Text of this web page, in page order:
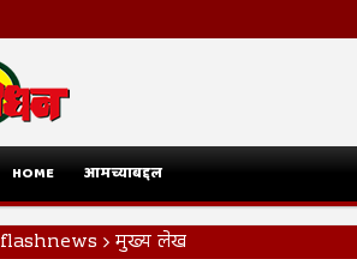
HOME आमच्याबद्दल
flashnews मुख्य लेख